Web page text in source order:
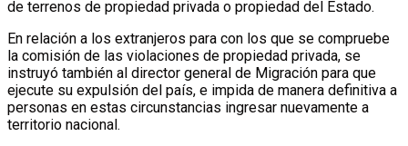
de terrenos de propiedad privada o propiedad del Estado.
En relación a los extranjeros para con los que se compruebe
la comisión de las violaciones de propiedad privada, se
instruyó también al director general de Migración para que
ejecute su expulsión del país, e impida de manera definitiva a
personas en estas circunstancias ingresar nuevamente a
territorio nacional.